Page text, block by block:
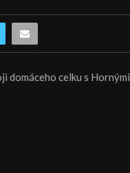
domáceho celku s Hornými